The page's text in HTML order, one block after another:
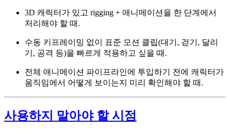
3D 캐릭터가 있고 rigging + 애니메이션을 한 단계에서
처리해야 할 때.
수동 키프레이밍 없이 표준 모션 클립(대기, 걷기, 달리
기, 공격 등)을 빠르게 적용하고 싶을 때.
전체 애니메이션 파이프라인에 투입하기 전에 캐릭터가
움직임에서 어떻게 보이는지 미리 확인해야 할 때.
사용하지 말아야 할 시점